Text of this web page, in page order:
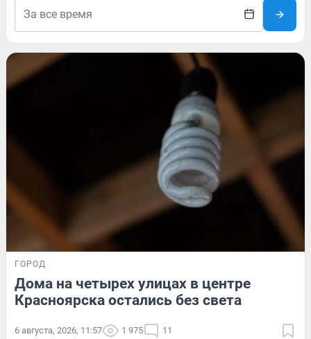
ГОРОД
Дома на четырех улицах в центре
Красноярска остались без света
6 августа, 2026, 11:57 1 975 11